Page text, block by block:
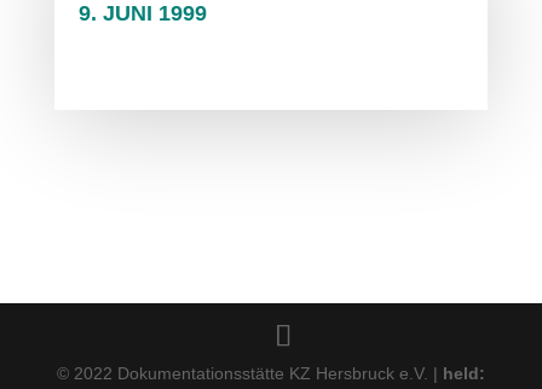
9. JUNI 1999
© 2022 Dokumentationsstätte KZ Hersbruck e.V. | held: